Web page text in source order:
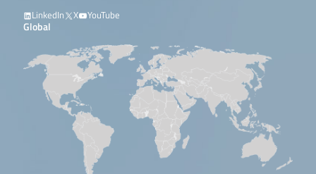
LinkedIn
X YouTube
Global